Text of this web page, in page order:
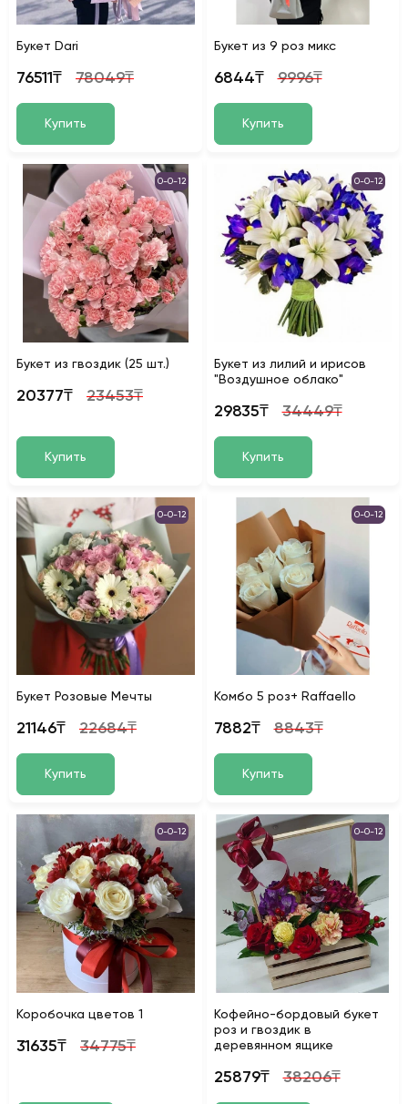
Букет Dari
76511₸ 78049₸
Купить
Букет из 9 роз микс
6844₸ 9996₸
Купить
0-0-12
Букет из гвоздик (25 шт.)
20377₸ 23453₸
Купить
0-0-12
Букет из лилий и ирисов
"Воздушное облако"
29835₸ 34449₸
Купить
0-0-12
Букет Розовые Мечты
21146₸ 22684₸
Купить
0-0-12
Комбо 5 роз+ Raffaello
7882₸ 8843₸
Купить
0-0-12
Коробочка цветов 1
31635₸ 34775₸
0-0-12
Кофейно-бордовый букет
роз и гвоздик в
деревянном ящике
25879₸ 38206₸